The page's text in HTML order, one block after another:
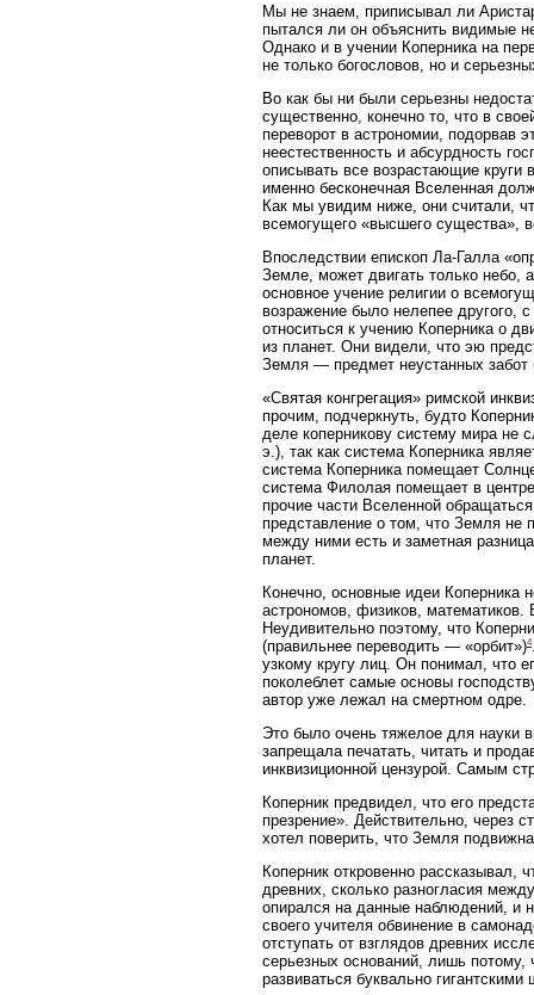
Мы не знаем, приписывал ли
пытался ли он объяснить видимые
Однако и в учении Коперника на
не только богословов, но и
Во как бы ни были серьезны
существенно, конечно то, что в
переворот в астрономии, подорвав
неестественность и абсурдность
описывать все возрастающие круги
именно бесконечная Вселенная
Как мы увидим ниже, они считали,
всемогущего «высшего существа»,
Впоследствии епископ Ла-Галла
Земле, может двигать только небо,
основное учение религии о
возражение было нелепее другого,
относиться к учению Коперника о
из планет. Они видели, что эю
Земля — предмет неустанных забот
«Святая конгрегация» римской
прочим, подчеркнуть, будто
деле коперникову систему мира не
э.), так как система Коперника
система Коперника помещает
система Филолая помещает в
прочие части Вселенной
представление о том, что Земля не
между ними есть и заметная
планет.
Конечно, основные идеи Коперника
астрономов, физиков,
Неудивительно поэтому, что
(правильнее переводить — «орбит»)4
узкому кругу лиц. Он понимал, что
поколеблет самые основы
автор уже лежал на смертном одре.
Это было очень тяжелое для науки
запрещала печатать, читать и
инквизиционной цензурой. Самым
Коперник предвидел, что его
презрение». Действительно, через
хотел поверить, что Земля
Коперник откровенно рассказывал,
древних, сколько разногласия
опирался на данные наблюдений, и
своего учителя обвинение в
отступать от взглядов древних
серьезных оснований, лишь потому,
развиваться буквально гигантскими